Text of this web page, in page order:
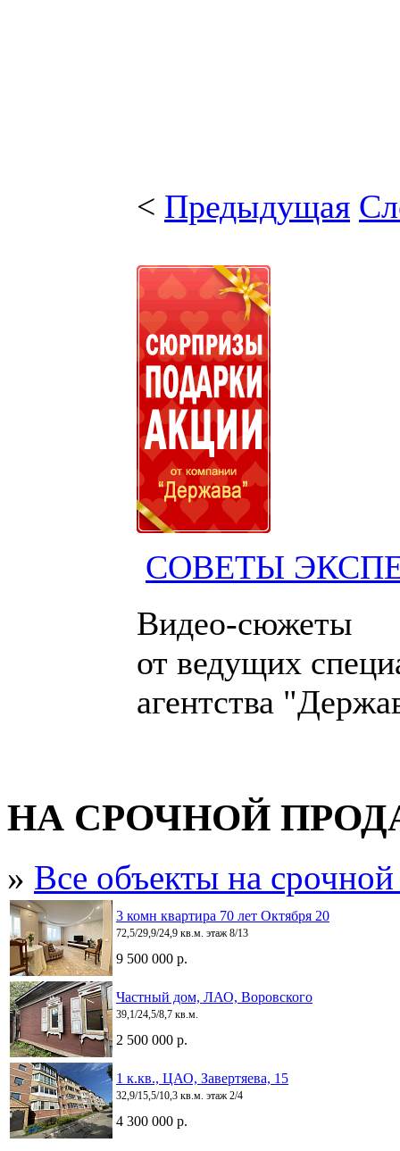
< Предыдущая
СОВЕТЫ
Видео-сюжеты
от ведущих
агентства
НА СРОЧНОЙ
» Все объекты на
3 комн квартира 70 лет Октября 20
72,5/29,9/24,9 кв.м. этаж 8/13
9 500 000 р.
Частный дом, ЛАО, Воровского
39,1/24,5/8,7 кв.м.
2 500 000 р.
1 к.кв., ЦАО, Завертяева, 15
32,9/15,5/10,3 кв.м. этаж 2/4
4 300 000 р.